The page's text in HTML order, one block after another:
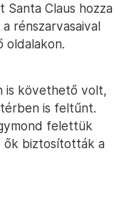
Santa Claus hozza
rénszarvasaival
oldalakon.
is követhető volt,
is feltűnt.
felettük
ők biztosították a